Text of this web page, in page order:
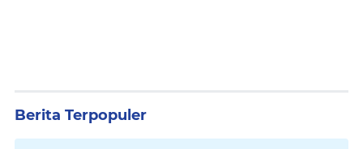
Berita Terpopuler